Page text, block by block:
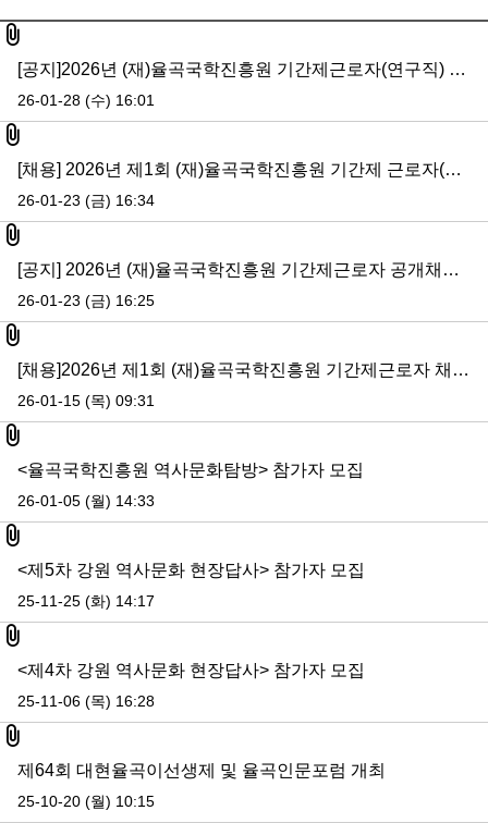
첨부파일
[공지]2026년 (재)율곡국학진흥원 기간제근로자(연구직) 최종합격자 공고
26-01-28 (수) 16:01
첨부파일
[채용] 2026년 제1회 (재)율곡국학진흥원 기간제 근로자(연구행정) 채용 재공고
26-01-23 (금) 16:34
첨부파일
[공지] 2026년 (재)율곡국학진흥원 기간제근로자 공개채용 서류전형 합격자 및 면접전형 일정 공고
26-01-23 (금) 16:25
첨부파일
[채용]2026년 제1회 (재)율곡국학진흥원 기간제근로자 채용 공고
26-01-15 (목) 09:31
첨부파일
<율곡국학진흥원 역사문화탐방> 참가자 모집
26-01-05 (월) 14:33
첨부파일
<제5차 강원 역사문화 현장답사> 참가자 모집
25-11-25 (화) 14:17
첨부파일
<제4차 강원 역사문화 현장답사> 참가자 모집
25-11-06 (목) 16:28
첨부파일
제64회 대현율곡이선생제 및 율곡인문포럼 개최
25-10-20 (월) 10:15